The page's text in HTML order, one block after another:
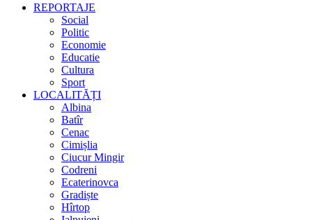
REPORTAJE
Social
Politic
Economie
Educatie
Cultura
Sport
LOCALITĂȚI
Albina
Batîr
Cenac
Cimișlia
Ciucur Mingir
Codreni
Ecaterinovca
Gradiște
Hîrtop